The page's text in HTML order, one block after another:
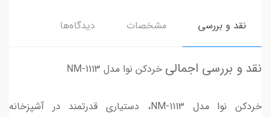
نقد و بررسی مشخصات دیدگاه‌ها
نقد و بررسی اجمالی خردکن نوا مدل NM-1113
خردکن نوا مدل NM-1113، دستیاری قدرتمند در آشپزخانه